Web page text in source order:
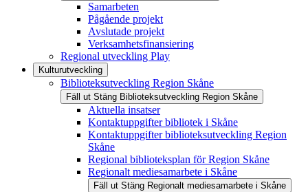
Samarbeten
Pågående projekt
Avslutade projekt
Verksamhetsfinansiering
Regional utveckling Play
Kulturutveckling
Biblioteksutveckling Region Skåne
Fäll ut Stäng Biblioteksutveckling Region Skåne
Aktuella insatser
Kontaktuppgifter bibliotek i Skåne
Kontaktuppgifter biblioteksutveckling Region
Skåne
Regional biblioteksplan för Region Skåne
Regionalt mediesamarbete i Skåne
Fäll ut Stäng Regionalt mediesamarbete i Skåne